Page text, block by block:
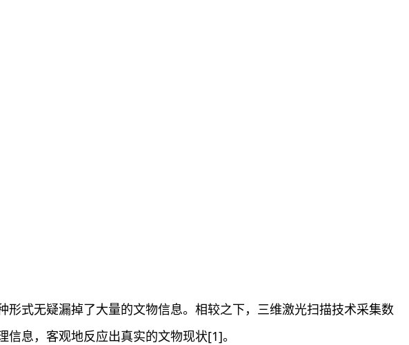
式无疑漏掉了大量的文物信息。相较之下，三维激光扫描技术采集数
息，客观地反应出真实的文物现状[1]。